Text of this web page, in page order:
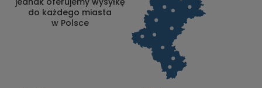
do każdego miasta
w Polsce